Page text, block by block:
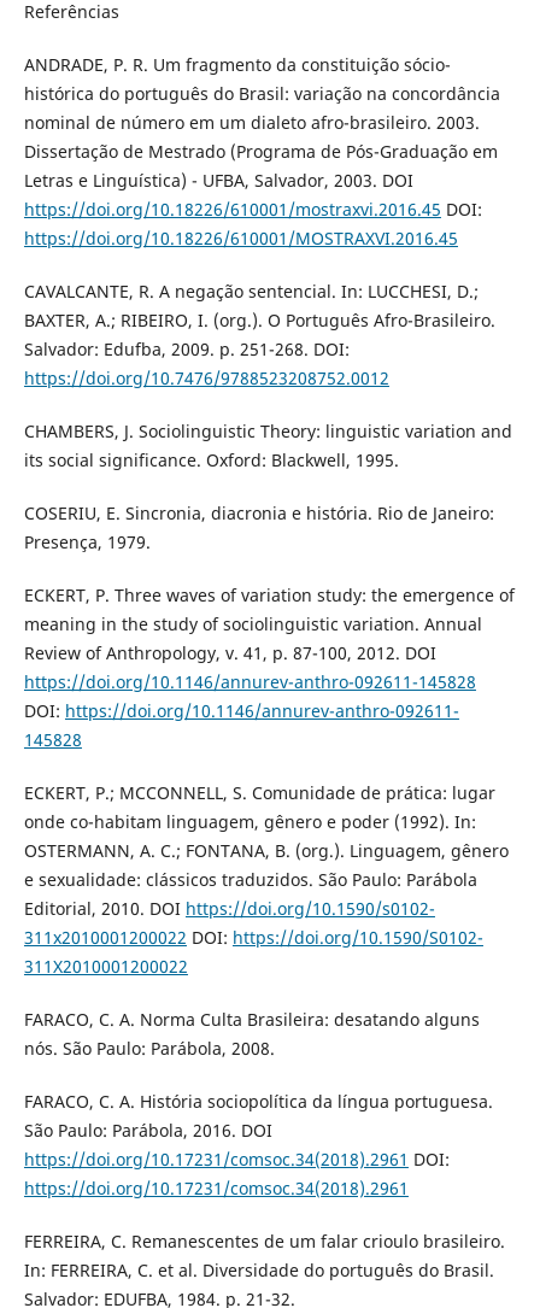
Referências
ANDRADE, P. R. Um fragmento da constituição sócio-
histórica do português do Brasil: variação na concordância
nominal de número em um dialeto afro-brasileiro. 2003.
Dissertação de Mestrado (Programa de Pós-Graduação em
Letras e Linguística) - UFBA, Salvador, 2003. DOI
https://doi.org/10.18226/610001/mostraxvi.2016.45 DOI:
https://doi.org/10.18226/610001/MOSTRAXVI.2016.45
CAVALCANTE, R. A negação sentencial. In: LUCCHESI, D.;
BAXTER, A.; RIBEIRO, I. (org.). O Português Afro-Brasileiro.
Salvador: Edufba, 2009. p. 251-268. DOI:
https://doi.org/10.7476/9788523208752.0012
CHAMBERS, J. Sociolinguistic Theory: linguistic variation and
its social significance. Oxford: Blackwell, 1995.
COSERIU, E. Sincronia, diacronia e história. Rio de Janeiro:
Presença, 1979.
ECKERT, P. Three waves of variation study: the emergence of
meaning in the study of sociolinguistic variation. Annual
Review of Anthropology, v. 41, p. 87-100, 2012. DOI
https://doi.org/10.1146/annurev-anthro-092611-145828
DOI: https://doi.org/10.1146/annurev-anthro-092611-
145828
ECKERT, P.; MCCONNELL, S. Comunidade de prática: lugar
onde co-habitam linguagem, gênero e poder (1992). In:
OSTERMANN, A. C.; FONTANA, B. (org.). Linguagem, gênero
e sexualidade: clássicos traduzidos. São Paulo: Parábola
Editorial, 2010. DOI https://doi.org/10.1590/s0102-
311x2010001200022 DOI: https://doi.org/10.1590/S0102-
311X2010001200022
FARACO, C. A. Norma Culta Brasileira: desatando alguns
nós. São Paulo: Parábola, 2008.
FARACO, C. A. História sociopolítica da língua portuguesa.
São Paulo: Parábola, 2016. DOI
https://doi.org/10.17231/comsoc.34(2018).2961 DOI:
https://doi.org/10.17231/comsoc.34(2018).2961
FERREIRA, C. Remanescentes de um falar crioulo brasileiro.
In: FERREIRA, C. et al. Diversidade do português do Brasil.
Salvador: EDUFBA, 1984. p. 21-32.